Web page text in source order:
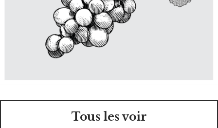
Tous les voir